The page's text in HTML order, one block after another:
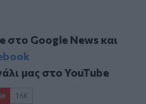
στο Google Newsκαι
μας στοYouTube